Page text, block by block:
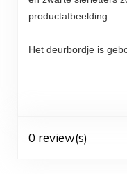
productafbeelding.
Het deurbordje is
0 review(s)